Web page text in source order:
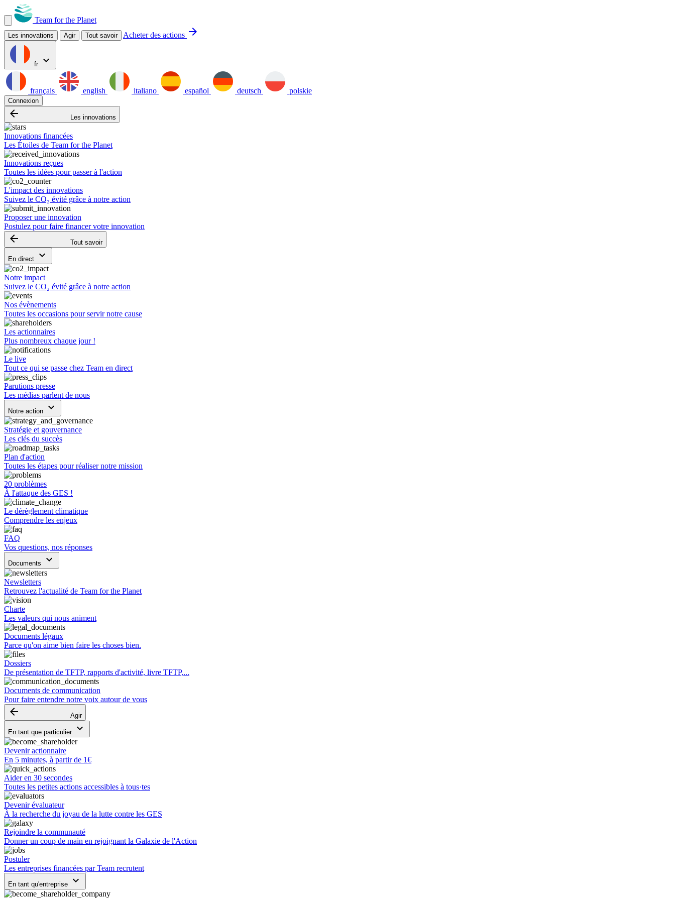
Team for the Planet
Les innovations Agir Tout savoir Acheter des actions arrow_forward
fr expand_more
français english italiano español deutsch polskie
Connexion
arrow_backward Les innovations
Innovations financées
Les Étoiles de Team for the Planet
Innovations reçues
Toutes les idées pour passer à l'action
L'impact des innovations
Suivez le CO₂ évité grâce à notre action
Proposer une innovation
Postulez pour faire financer votre innovation
arrow_backward Tout savoir
En direct keyboard_arrow_down
Notre impact
Suivez le CO₂ évité grâce à notre action
Nos évènements
Toutes les occasions pour servir notre cause
Les actionnaires
Plus nombreux chaque jour !
Le live
Tout ce qui se passe chez Team en direct
Parutions presse
Les médias parlent de nous
Notre action keyboard_arrow_down
Stratégie et gouvernance
Les clés du succès
Plan d'action
Toutes les étapes pour réaliser notre mission
20 problèmes
À l'attaque des GES !
Le dérèglement climatique
Comprendre les enjeux
FAQ
Vos questions, nos réponses
Documents keyboard_arrow_down
Newsletters
Retrouvez l'actualité de Team for the Planet
Charte
Les valeurs qui nous animent
Documents légaux
Parce qu'on aime bien faire les choses bien.
Dossiers
De présentation de TFTP, rapports d'activité, livre TFTP,...
Documents de communication
Pour faire entendre notre voix autour de vous
arrow_backward Agir
En tant que particulier keyboard_arrow_down
Devenir actionnaire
En 5 minutes, à partir de 1€
Aider en 30 secondes
Toutes les petites actions accessibles à tous·tes
Devenir évaluateur
À la recherche du joyau de la lutte contre les GES
Rejoindre la communauté
Donner un coup de main en rejoignant la Galaxie de l'Action
Postuler
Les entreprises financées par Team recrutent
En tant qu'entreprise keyboard_arrow_down